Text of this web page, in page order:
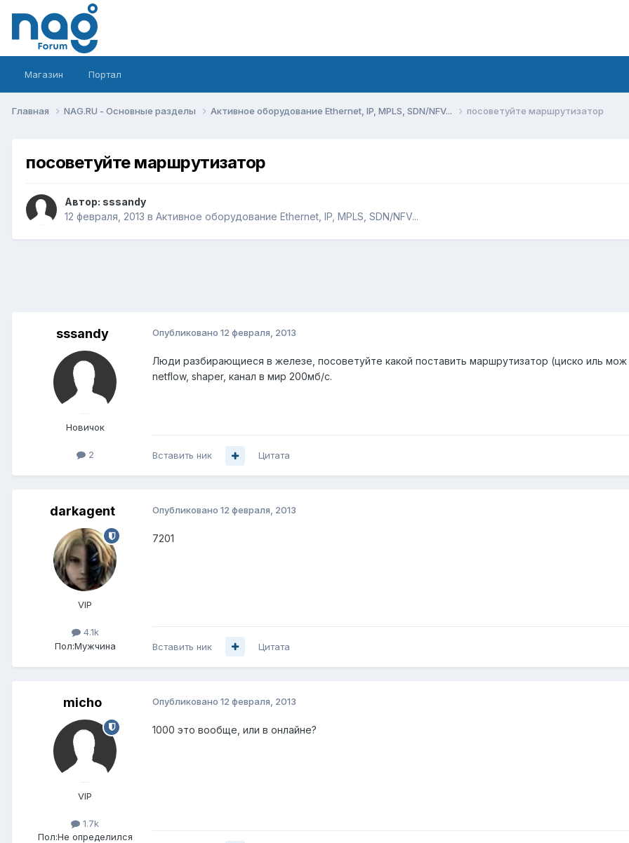
Магазин Портал
Главная NAG.RU - Основные разделы Активное оборудование Ethernet, IP, MPLS, SDN/NFV... посоветуйте маршрутизатор
посоветуйте маршрутизатор
Автор: sssandy
12 февраля, 2013 в Активное оборудование Ethernet, IP, MPLS, SDN/NFV...
sssandy
Новичок
2
Опубликовано 12 февраля, 2013
Люди разбирающиеся в железе, посоветуйте какой поставить маршрутизатор (циско иль
netflow, shaper, канал в мир 200мб/с.
Вставить ник Цитата
darkagent
VIP
4.1k
Пол:Мужчина
Опубликовано 12 февраля, 2013
7201
Вставить ник Цитата
micho
VIP
1.7k
Пол:Не определился
Опубликовано 12 февраля, 2013
1000 это вообще, или в онлайне?